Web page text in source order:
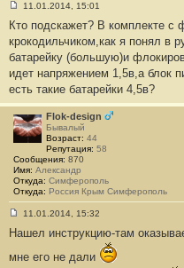
о
б
щ
н
и
#
1
2
8
11.01.2014, 15:01
Кто подскажет? В комплекте с
крокодильчиком,как я понял в
батарейку (большую)и
идет напряжением 1,5в,а блок
есть такие батарейки 4,5в?
Flok-design
Бывалый
Возраст: 44
Репутация: 58
Сообщения: 870
Имя: Александр
Откуда: Симферополь
Откуда: Россия Крым Симферополь
о
б
щ
11.01.2014, 15:32
Нашел инструкцию-там
мне его не дали